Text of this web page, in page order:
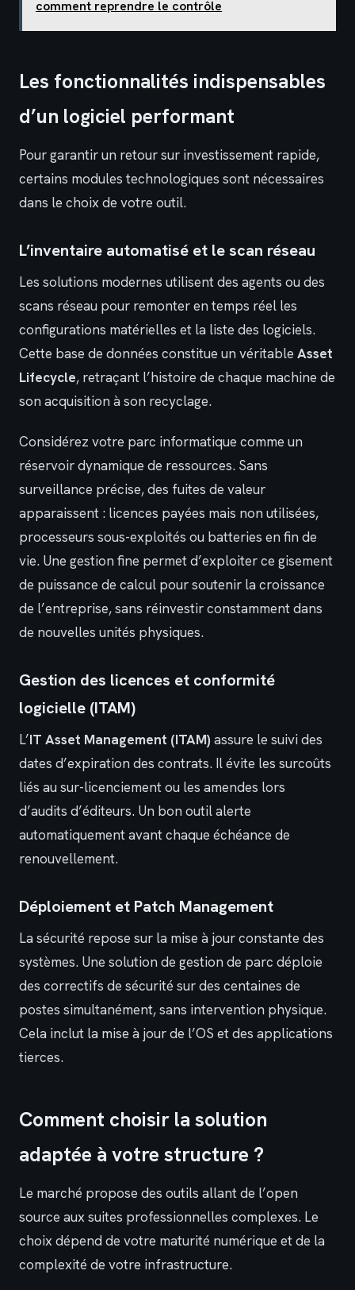
comment reprendre le contrôle
Les fonctionnalités indispensables
d’un logiciel performant
Pour garantir un retour sur investissement rapide,
certains modules technologiques sont nécessaires
dans le choix de votre outil.
L’inventaire automatisé et le scan réseau
Les solutions modernes utilisent des agents ou des
scans réseau pour remonter en temps réel les
configurations matérielles et la liste des logiciels.
Cette base de données constitue un véritable Asset
Lifecycle, retraçant l’histoire de chaque machine de
son acquisition à son recyclage.
Considérez votre parc informatique comme un
réservoir dynamique de ressources. Sans
surveillance précise, des fuites de valeur
apparaissent : licences payées mais non utilisées,
processeurs sous-exploités ou batteries en fin de
vie. Une gestion fine permet d’exploiter ce gisement
de puissance de calcul pour soutenir la croissance
de l’entreprise, sans réinvestir constamment dans
de nouvelles unités physiques.
Gestion des licences et conformité
logicielle (ITAM)
L’IT Asset Management (ITAM) assure le suivi des
dates d’expiration des contrats. Il évite les surcoûts
liés au sur-licenciement ou les amendes lors
d’audits d’éditeurs. Un bon outil alerte
automatiquement avant chaque échéance de
renouvellement.
Déploiement et Patch Management
La sécurité repose sur la mise à jour constante des
systèmes. Une solution de gestion de parc déploie
des correctifs de sécurité sur des centaines de
postes simultanément, sans intervention physique.
Cela inclut la mise à jour de l’OS et des applications
tierces.
Comment choisir la solution
adaptée à votre structure ?
Le marché propose des outils allant de l’open
source aux suites professionnelles complexes. Le
choix dépend de votre maturité numérique et de la
complexité de votre infrastructure.